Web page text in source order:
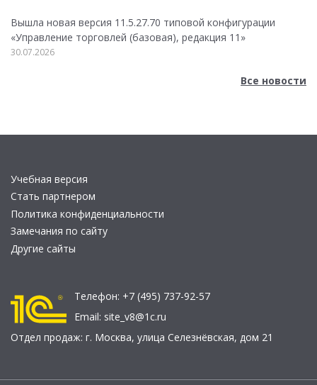
Вышла новая версия 11.5.27.70 типовой конфигурации
«Управление торговлей (базовая), редакция 11»
30.07.2026
Все новости
Учебная версия
Стать партнером
Политика конфиденциальности
Замечания по сайту
Другие сайты
Телефон: +7 (495) 737-92-57
Email: site_v8@1c.ru
Отдел продаж: г. Москва, улица Селезнёвская, дом 21